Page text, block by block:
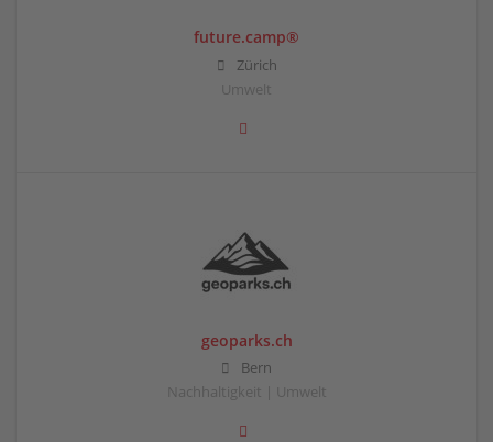
future.camp®
Zürich
Umwelt
geoparks.ch
Bern
Nachhaltigkeit | Umwelt